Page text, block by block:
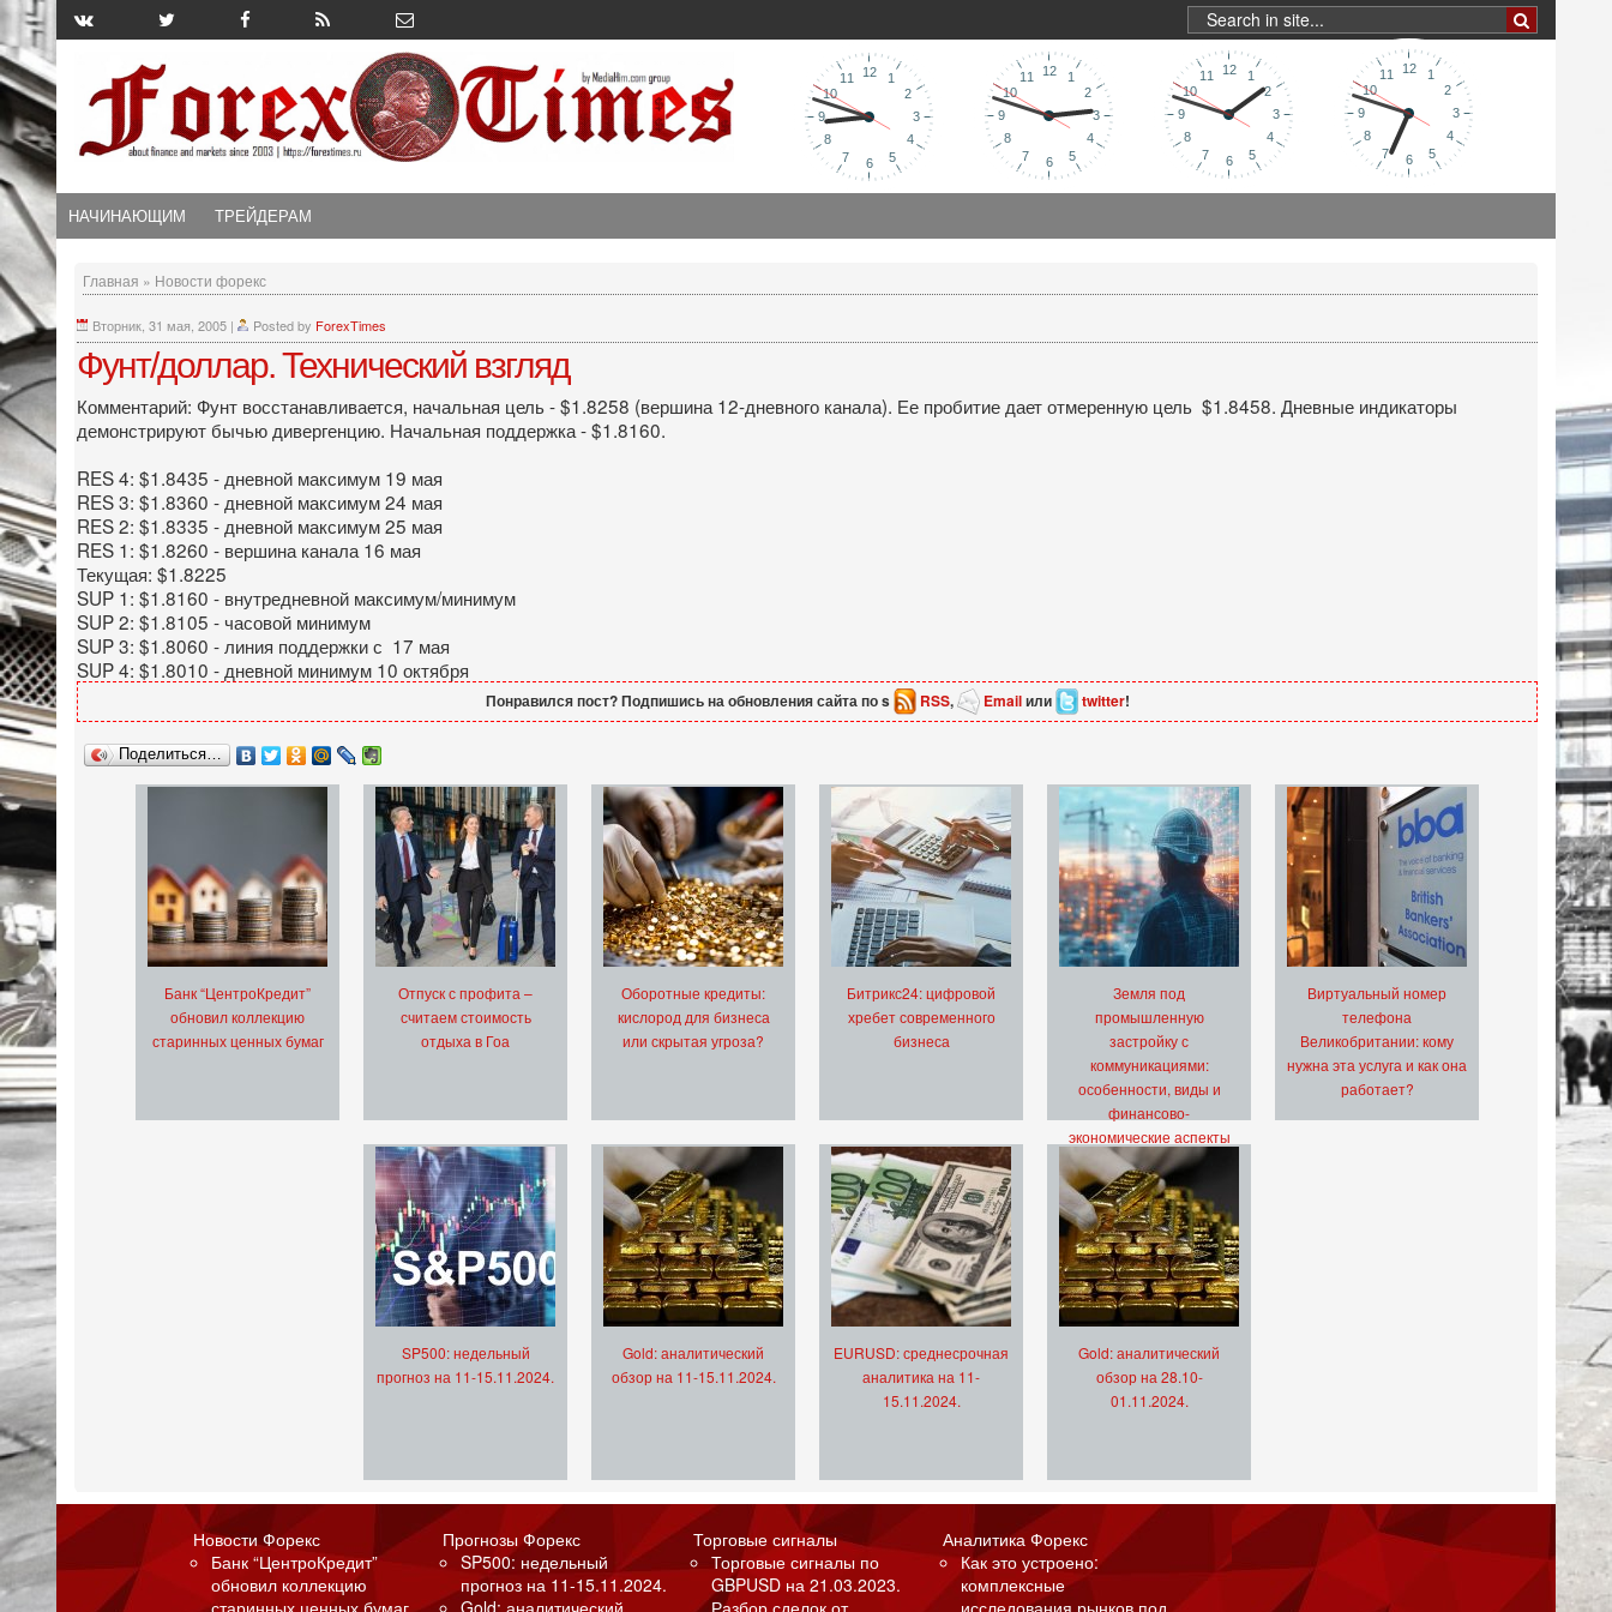
НАЧИНАЮЩИМ ТРЕЙДЕРАМ
Главная » Новости форекс
Вторник, 31 мая, 2005 | Posted by ForexTimes
Фунт/доллар. Технический взгляд
Комментарий: Фунт восстанавливается, начальная цель - $1.8258 (вершина 12-дневного канала). Ее пробитие дает отмеренную цель $1.8458. Дневные индикаторы
демонстрируют бычью дивергенцию. Начальная поддержка - $1.8160.
RES 4: $1.8435 - дневной максимум 19 мая
RES 3: $1.8360 - дневной максимум 24 мая
RES 2: $1.8335 - дневной максимум 25 мая
RES 1: $1.8260 - вершина канала 16 мая
Текущая: $1.8225
SUP 1: $1.8160 - внутредневной максимум/минимум
SUP 2: $1.8105 - часовой минимум
SUP 3: $1.8060 - линия поддержки с 17 мая
SUP 4: $1.8010 - дневной минимум 10 октября
Понравился пост? Подпишись на обновления сайта по s RSS, Emailили twitter!
Поделиться…
Банк “ЦентроКредит”
обновил коллекцию
старинных ценных бумаг
Отпуск с профита –
считаем стоимость
отдыха в Гоа
Оборотные кредиты:
кислород для бизнеса
или скрытая угроза?
Битрикс24: цифровой
хребет современного
бизнеса
Земля под
промышленную
застройку с
коммуникациями:
особенности, виды и
финансово-
экономические аспекты
Виртуальный номер
телефона
Великобритании: кому
нужна эта услуга и как она
работает?
SP500: недельный
прогноз на 11-15.11.2024.
Gold: аналитический
обзор на 11-15.11.2024.
EURUSD: среднесрочная
аналитика на 11-
15.11.2024.
Gold: аналитический
обзор на 28.10-
01.11.2024.
Новости Форекс
Банк “ЦентроКредит”
обновил коллекцию
Прогнозы Форекс
SP500: недельный
прогноз на 11-15.11.2024.
Торговые сигналы
Торговые сигналы по
GBPUSD на 21.03.2023.
Аналитика Форекс
Как это устроено:
комплексные